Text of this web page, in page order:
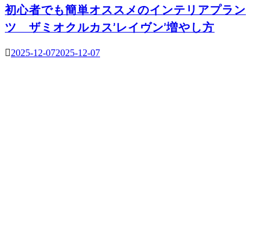
初心者でも簡単オススメのインテリアプラン
ツ ザミオクルカス’レイヴン’増やし方
2025-12-072025-12-07